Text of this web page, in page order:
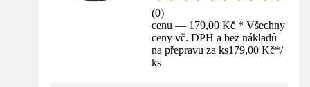
(0)
cenu — 179,00 Kč * Všechny
ceny vč. DPH a bez nákladů
na přepravu za ks179,00 Kč*/
ks